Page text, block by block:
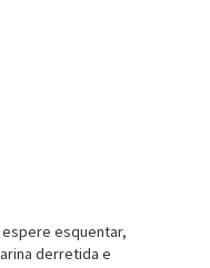
esquentar,
derretida e